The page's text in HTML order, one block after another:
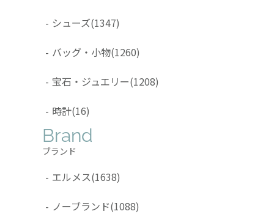
- シューズ(1347)
- バッグ・小物(1260)
- 宝石・ジュエリー(1208)
- 時計(16)
Brand
ブランド
- エルメス(1638)
- ノーブランド(1088)